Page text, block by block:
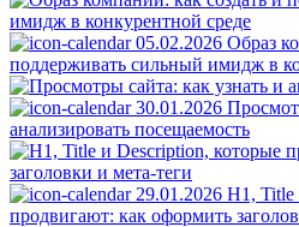
05.02.2026 Образ
поддерживать сильный имидж в
30.01.2026
анализировать посещаемость
29.01.2026 H1, Title
продвигают: как оформить